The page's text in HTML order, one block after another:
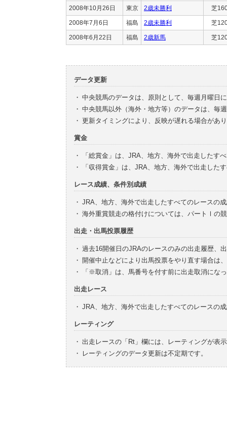
2008年10月26日 東京 2歳未勝利 芝
2008年7月6日 福島 2歳未勝利 芝
2008年6月22日 福島 2歳新馬 芝
データ更新
・ 中央競馬のデータは、原則として、毎週月曜日
・ 中央競馬以外（海外・地方等）のデータは、毎
・ 更新タイミングにより、反映が遅れる場合があ
賞金
・
「総賞金」は、JRA、地方、海外で出走したす
・
「収得賞金」は、JRA、地方、海外で出走した
レース成績、条件別成績
・ JRA、地方、海外で出走したすべてのレースの
・ 海外重賞競走の格付けについては、パートⅠの
出走・出馬投票履歴
・ 過去16開催日のJRAのレースのみの出走履歴、
・ 開催中止などにより出馬投票をやり直す場合は
・
「※取消」は、馬番号を付す前に出走取消にな
出走レース
・ JRA、地方、海外で出走したすべてのレースの
レーティング
・ 出走レースの「Rt」欄には、レーティングが表
・
レーティングのデータ更新は不定期です。